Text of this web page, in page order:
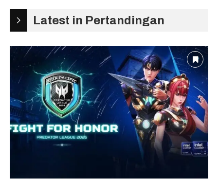
Latest in Pertandingan